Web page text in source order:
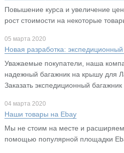
Повышение курса и увеличение
рост стоимости на некоторые
05 марта 2020
Новая разработка:
Уважаемые покупатели, наша
надежный багажник на крышу для
Заказать экспедиционный
04 марта 2020
Наши товары на Ebay
Мы не стоим на месте и
помощью популярной площадки